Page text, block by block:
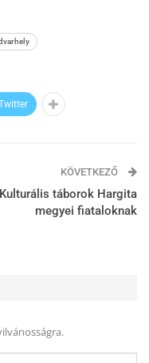
KÖVETKEZŐ
Kulturális táborok Hargita
megyei fiataloknak